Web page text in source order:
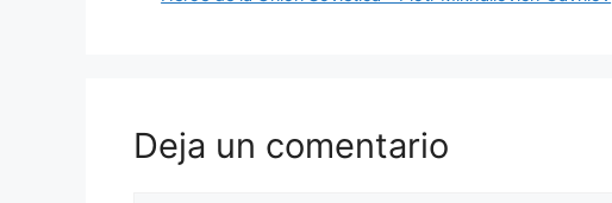
Deja un comentario